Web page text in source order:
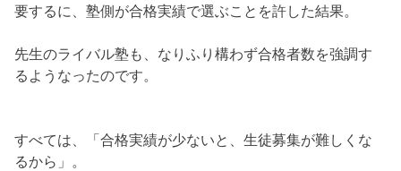
要するに、塾側が合格実績で選ぶことを許した結果。
先生のライバル塾も、なりふり構わず合格者数を強調す
るようなったのです。
すべては、
「合格実績が少ないと、生徒募集が難しくな
るから」 。